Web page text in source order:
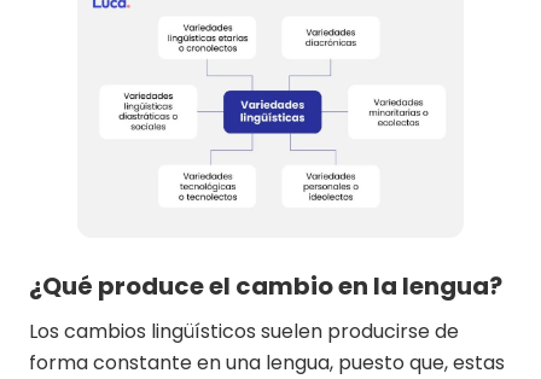
¿Qué produce el cambio en la lengua?
Los cambios lingüísticos suelen producirse de
forma constante en una lengua, puesto que, estas